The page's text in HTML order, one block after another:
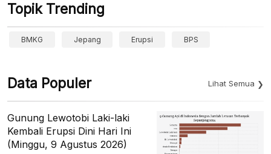
Topik Trending
BMKG Jepang Erupsi BPS
Data Populer Lihat Semua
Gunung Lewotobi Laki-laki
Kembali Erupsi Dini Hari Ini
(Minggu, 9 Agustus 2026)